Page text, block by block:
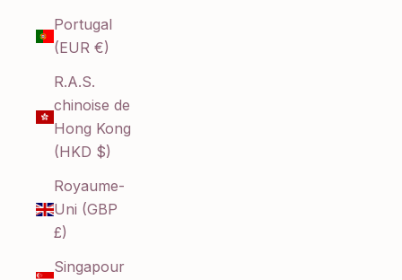
Portugal
(EUR €)
R.A.S.
chinoise de
Hong Kong
(HKD $)
Royaume-
Uni (GBP
£)
Singapour